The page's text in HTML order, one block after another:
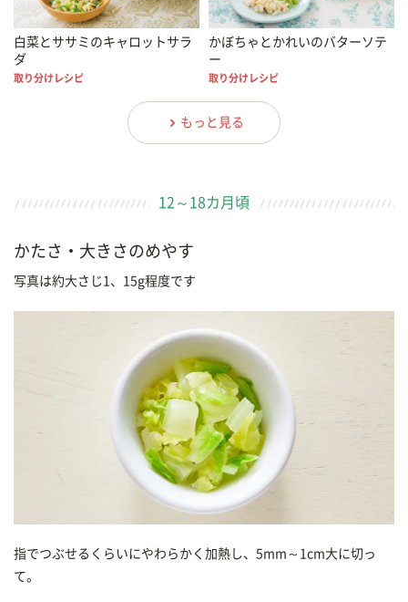
白菜とササミのキャロットサラ
ダ
取り分けレシピ
かぼちゃとかれいのバターソテ
ー
取り分けレシピ
もっと見る
12～18カ月頃
かたさ・大きさのめやす
写真は約大さじ1、15g程度です
指でつぶせるくらいにやわらかく加熱し、5mm～1cm大に切っ
て。